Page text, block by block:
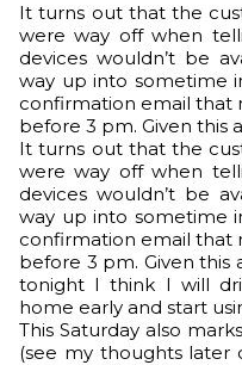
It turns out that the customer service representatives
were way off when
devices wouldn’t be
way up into sometime
confirmation email that
before 3 pm. Given this
It turns out that the
were way off when
devices wouldn’t be
way up into sometime
confirmation email that
before 3 pm. Given
tonight I think I will
home early and start
This Saturday also
(see my thoughts later